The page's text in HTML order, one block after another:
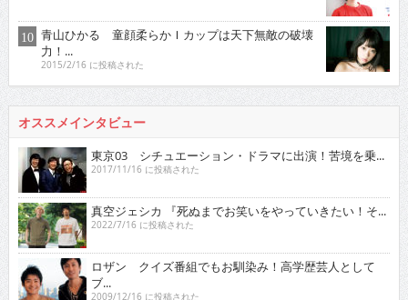
青山ひかる 童顔柔らかＩカップは天下無敵の破壊
力！...
2015/2/16 に投稿された
オススメインタビュー
東京03 シチュエーション・ドラマに出演！苦境を乗...
2017/11/16 に投稿された
真空ジェシカ 『死ぬまでお笑いをやっていきたい！そ...
2022/7/16 に投稿された
ロザン クイズ番組でもお馴染み！高学歴芸人として
ブ...
2009/12/16 に投稿された